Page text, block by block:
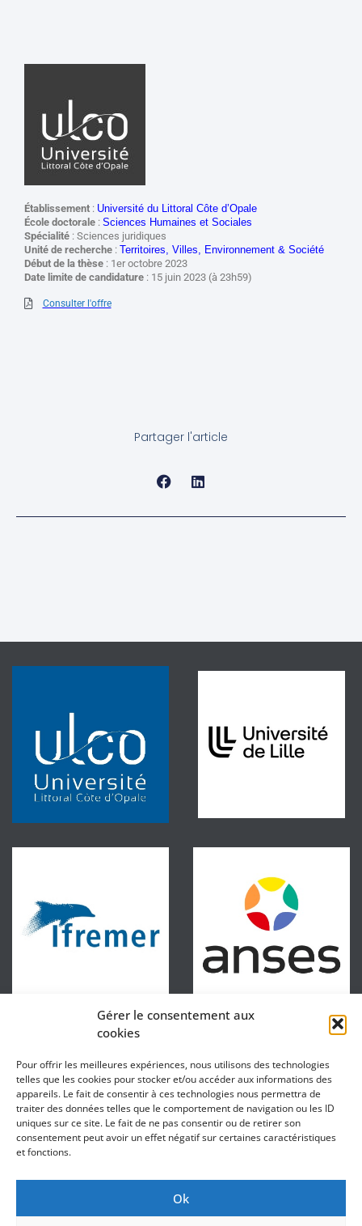
Gérer le consentement aux
cookies
Pour offrir les meilleures expériences, nous utilisons des technologies
telles que les cookies pour stocker et/ou accéder aux informations des
appareils. Le fait de consentir à ces technologies nous permettra de
traiter des données telles que le comportement de navigation ou les ID
uniques sur ce site. Le fait de ne pas consentir ou de retirer son
consentement peut avoir un effet négatif sur certaines caractéristiques
et fonctions.
Ok
Établissement : Université du Littoral Côte d’Opale
École doctorale : Sciences Humaines et Sociales
Spécialité : Sciences juridiques
Unité de recherche : Territoires, Villes, Environnement & Société
Début de la thèse : 1er octobre 2023
Date limite de candidature : 15 juin 2023 (à 23h59)
Consulter l'offre
Partager l'article
ASSISTANT DIRECTORS : Thierry Grard / Catherine Roche